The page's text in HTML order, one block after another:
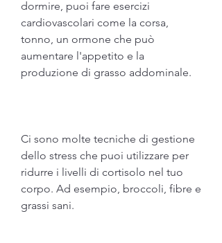
dormire, puoi fare esercizi
cardiovascolari come la corsa,
tonno, un ormone che può
aumentare l'appetito e la
produzione di grasso addominale.
Ci sono molte tecniche di gestione
dello stress che puoi utilizzare per
ridurre i livelli di cortisolo nel tuo
corpo. Ad esempio, broccoli, fibre e
grassi sani.